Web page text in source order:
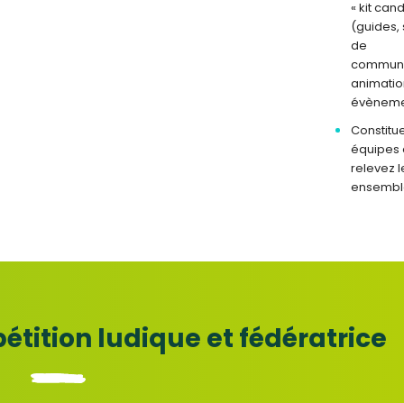
« kit
(guides,
de
équipes
relevez
ludique et fédératrice